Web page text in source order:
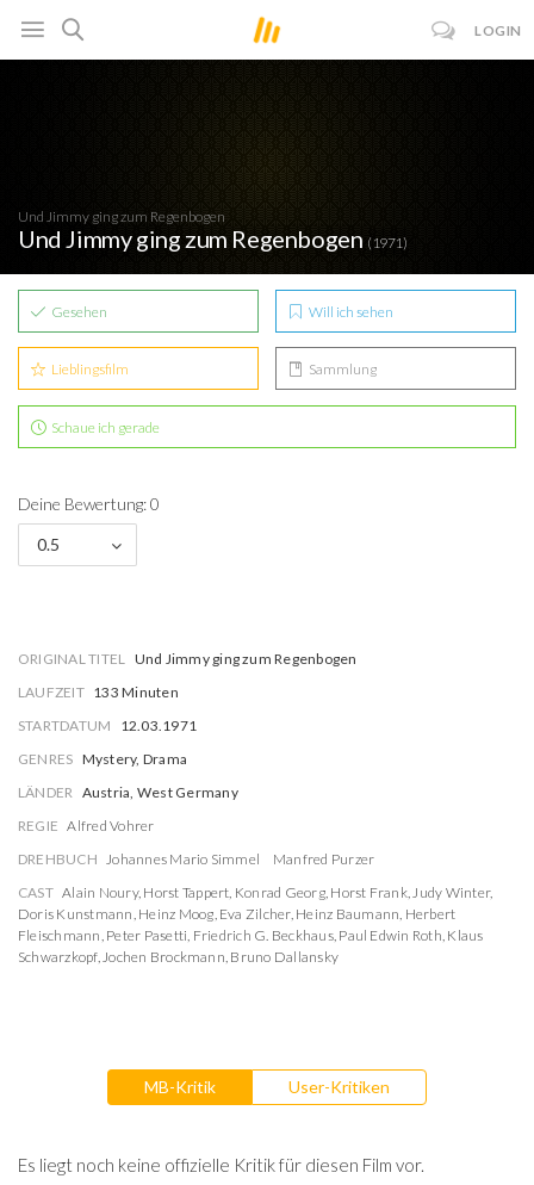
LOGIN
Und Jimmy ging zum Regenbogen
Und Jimmy ging zum Regenbogen (1971)
Gesehen Will ich sehen
Lieblingsfilm Sammlung
Schaue ich gerade
Deine Bewertung: 0
0.5
ORIGINAL TITEL Und Jimmy ging zum Regenbogen
LAUFZEIT 133 Minuten
STARTDATUM
12.03.1971
GENRES Mystery, Drama
LÄNDER Austria, West Germany
REGIE Alfred Vohrer
DREHBUCH Johannes Mario Simmel
Manfred Purzer
CAST Alain Noury, Horst Tappert, Konrad Georg, Horst Frank,Judy Winter,
Doris Kunstmann, Heinz Moog, Eva Zilcher, Heinz Baumann, Herbert
Fleischmann, Peter Pasetti, Friedrich G. Beckhaus, Paul Edwin Roth, Klaus
Schwarzkopf,Jochen Brockmann, Bruno Dallansky
MB-Kritik User-Kritiken
Es liegt noch keine offizielle Kritik für diesen Film vor.